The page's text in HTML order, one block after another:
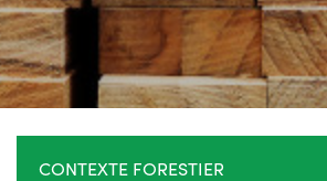
CONTEXTE FORESTIER